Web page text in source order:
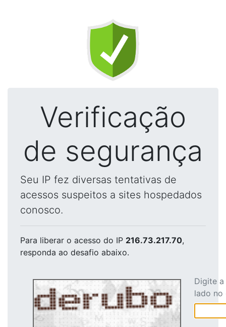
Verificação
de segurança
Seu IP fez diversas tentativas de
acessos suspeitos a sites hospedados
conosco.
Para liberar o acesso do IP 216.73.217.70,
responda ao desafio abaixo.
Digite
lado no